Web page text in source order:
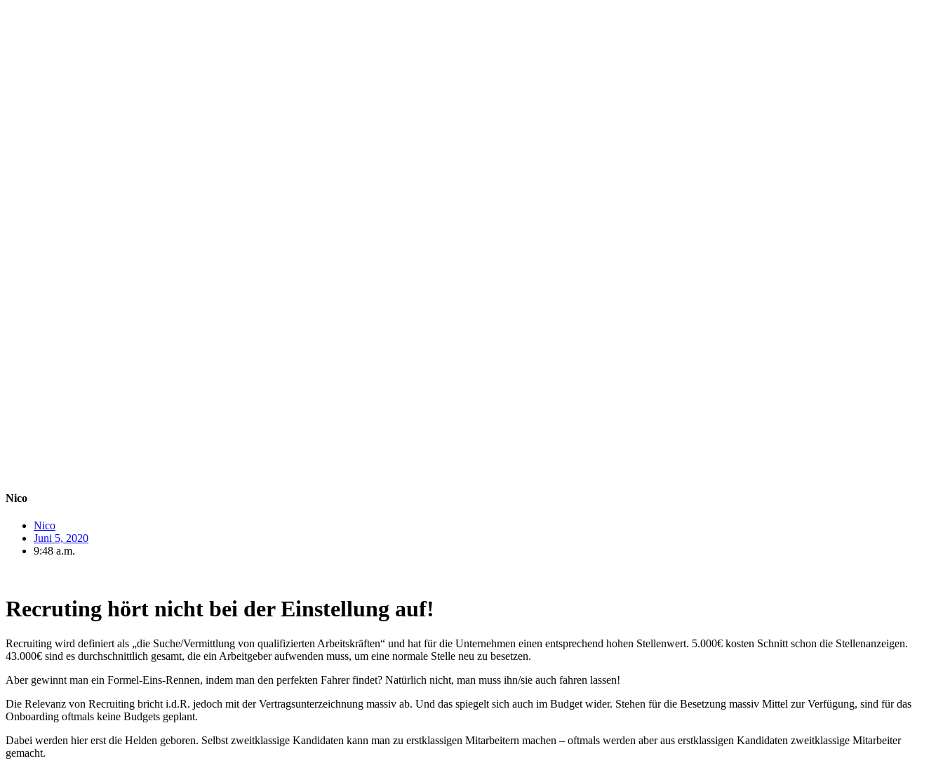
Nico
Nico
Juni 5, 2020
9:48 a.m.
Recruting hört nicht bei der Einstellung auf!
Recruiting wird definiert als „die Suche/Vermittlung von qualifizierten Arbeitskräften“ und hat für die Unternehmen einen entsprechend hohen Stellenwert. 5.000€ kosten Schnitt schon die Stellenanzeigen.
43.000€ sind es durchschnittlich gesamt, die ein Arbeitgeber aufwenden muss, um eine normale Stelle neu zu besetzen.
Aber gewinnt man ein Formel-Eins-Rennen, indem man den perfekten Fahrer findet? Natürlich nicht, man muss ihn/sie auch fahren lassen!
Die Relevanz von Recruiting bricht i.d.R. jedoch mit der Vertragsunterzeichnung massiv ab. Und das spiegelt sich auch im Budget wider. Stehen für die Besetzung massiv Mittel zur Verfügung, sind für das
Onboarding oftmals keine Budgets geplant.
Dabei werden hier erst die Helden geboren. Selbst zweitklassige Kandidaten kann man zu erstklassigen Mitarbeitern machen – oftmals werden aber aus erstklassigen Kandidaten zweitklassige Mitarbeiter
gemacht.